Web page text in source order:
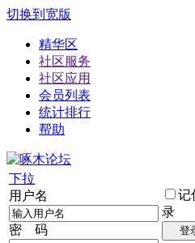
切换到宽版
精华区
社区服务
社区应用
会员列表
统计排行
帮助
下拉
用户名
密 码
记
录
登